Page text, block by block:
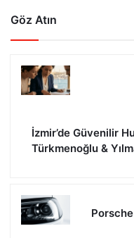
Göz Atın
İzmir’de Güvenilir
Türkmenoğlu &